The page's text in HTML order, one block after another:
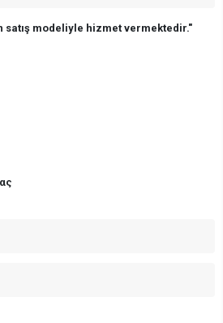
satış modeliyle hizmet vermektedir."